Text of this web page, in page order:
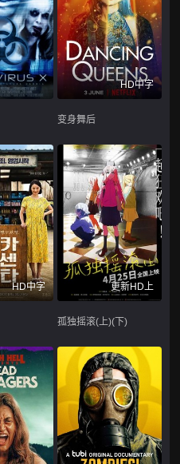
HD中字
变身舞后
HD中字 更新HD上
孤独摇滚(上)(下)